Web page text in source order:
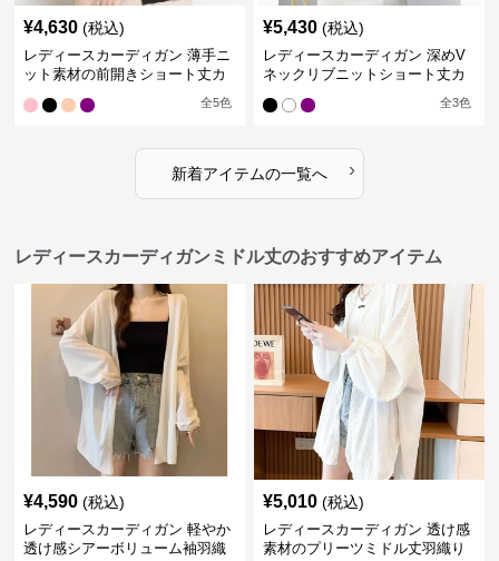
¥4,630 (税込)
レディースカーディガン 薄手ニ
ット素材の前開きショート丈カ
全5色
¥5,430 (税込)
レディースカーディガン 深めV
ネックリブニットショート丈カ
全3色
新着アイテムの一覧へ ›
レディースカーディガンミドル丈のおすすめアイテム
¥4,590 (税込)
レディースカーディガン 軽やか
透け感シアーボリューム袖羽織
¥5,010 (税込)
レディースカーディガン 透け感
素材のプリーツミドル丈羽織り